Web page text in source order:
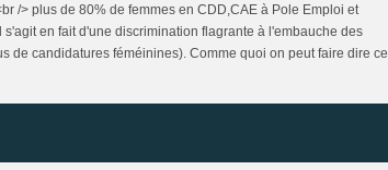
/> plus de 80% de femmes en CDD,CAE à Pole Emploi et
en fait d'une discrimination flagrante à l'embauche des
de candidatures féméinines). Comme quoi on peut faire dire ce